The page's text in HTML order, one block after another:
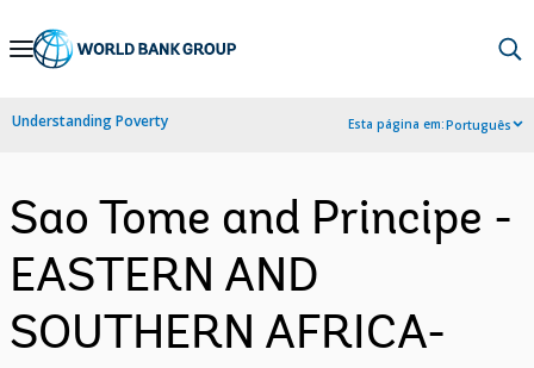
Skip
Navigation
Understanding Poverty Esta página em:Português
Sao Tome and Principe -
EASTERN AND
SOUTHERN AFRICA-